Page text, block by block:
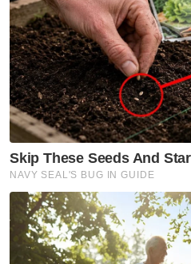
Kelantan
Artikel
MRSM Ulul
mula dibina
tahun